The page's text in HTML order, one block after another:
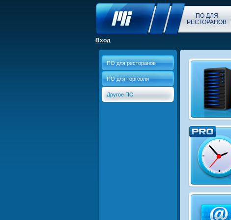
ПО ДЛЯ
РЕСТОРАНОВ
Вход
ПО для ресторанов
ПО для торговли
Другое ПО